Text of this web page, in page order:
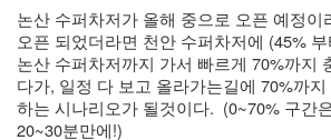
논산 수퍼차저가 올해 중으로 오픈 예정
오픈 되었더라면 천안 수퍼차저에 (45%
논산 수퍼차저까지 가서 빠르게 70%까지
다가, 일정 다 보고 올라가는길에 70%까
하는 시나리오가 될것이다.  (0~70% 구간
20~30분만에!)